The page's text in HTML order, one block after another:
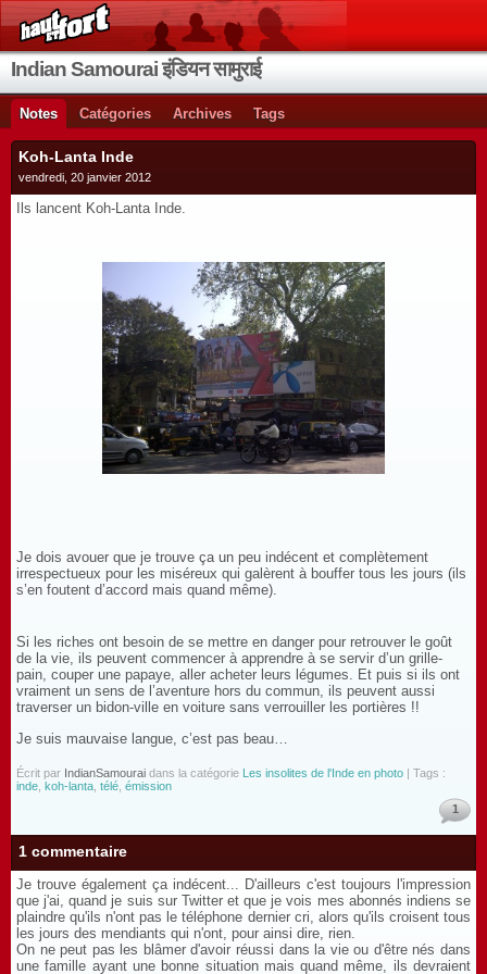
Indian Samourai इंडियन सामुराई
Notes Catégories Archives Tags
Koh-Lanta Inde
vendredi, 20 janvier 2012
Ils lancent Koh-Lanta Inde.
Je dois avouer que je trouve ça un peu indécent et complètement
irrespectueux pour les miséreux qui galèrent à bouffer tous les jours (ils
s’en foutent d’accord mais quand même).
Si les riches ont besoin de se mettre en danger pour retrouver le goût
de la vie, ils peuvent commencer à apprendre à se servir d’un grille-
pain, couper une papaye, aller acheter leurs légumes. Et puis si ils ont
vraiment un sens de l’aventure hors du commun, ils peuvent aussi
traverser un bidon-ville en voiture sans verrouiller les portières !!
Je suis mauvaise langue, c’est pas beau…
Écrit par IndianSamourai dans la catégorie Les insolites de l'Inde en photo | Tags :
inde koh-lanta télé émission
1
1 commentaire
Je trouve également ça indécent... D'ailleurs c'est toujours l'impression
que j'ai, quand je suis sur Twitter et que je vois mes abonnés indiens se
plaindre qu'ils n'ont pas le téléphone dernier cri, alors qu'ils croisent tous
les jours des mendiants qui n'ont, pour ainsi dire, rien.
On ne peut pas les blâmer d'avoir réussi dans la vie ou d'être nés dans
une famille ayant une bonne situation mais quand même, ils devraient